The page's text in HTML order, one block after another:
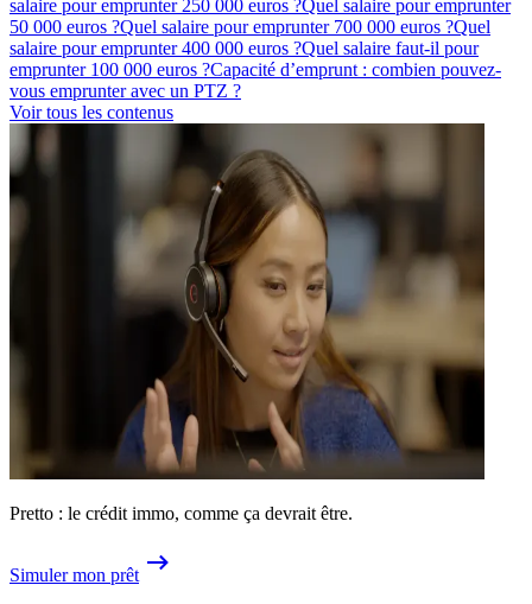
salaire pour emprunter 250 000 euros ?Quel salaire pour emprunter
50 000 euros ?Quel salaire pour emprunter 700 000 euros ?Quel
salaire pour emprunter 400 000 euros ?Quel salaire faut-il pour
emprunter 100 000 euros ?Capacité d’emprunt : combien pouvez-
vous emprunter avec un PTZ ?
Voir tous les contenus
Pretto : le crédit immo, comme ça devrait être.
Simuler mon prêt